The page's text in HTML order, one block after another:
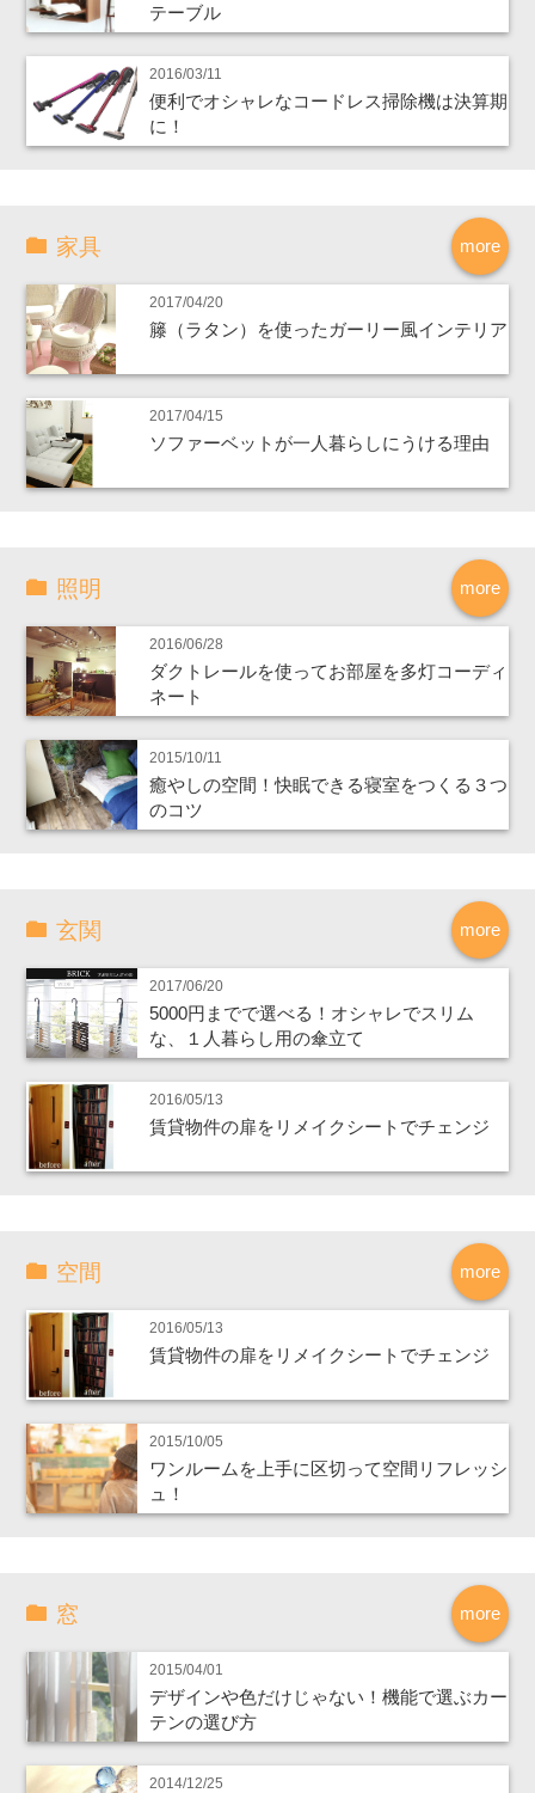
テーブル
2016/03/11
便利でオシャレなコードレス掃除機は決算期
に！
more
家具
2017/04/20
籐（ラタン）を使ったガーリー風インテリア
2017/04/15
ソファーベットが一人暮らしにうける理由
more
照明
2016/06/28
ダクトレールを使ってお部屋を多灯コーディ
ネート
2015/10/11
癒やしの空間！快眠できる寝室をつくる３つ
のコツ
more
玄関
2017/06/20
5000円までで選べる！オシャレでスリム
な、１人暮らし用の傘立て
2016/05/13
賃貸物件の扉をリメイクシートでチェンジ
more
空間
2016/05/13
賃貸物件の扉をリメイクシートでチェンジ
2015/10/05
ワンルームを上手に区切って空間リフレッシ
ュ！
more
窓
2015/04/01
デザインや色だけじゃない！機能で選ぶカー
テンの選び方
2014/12/25